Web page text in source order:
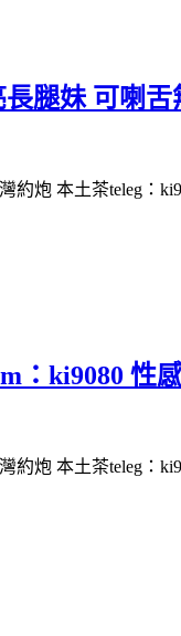
腿妹 可喇舌
約炮 本土茶teleg：
：ki9080 性
約炮 本土茶teleg：